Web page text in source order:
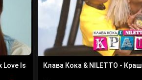
Love Is Клава Кока & NILETTO - Краш